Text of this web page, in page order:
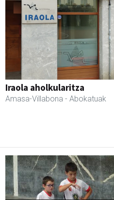
Iraola aholkularitza
Amasa-Villabona - Abokatuak